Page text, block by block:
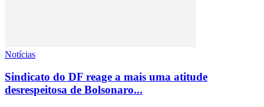
Notícias
Sindicato do DF reage a mais uma atitude
desrespeitosa de Bolsonaro...